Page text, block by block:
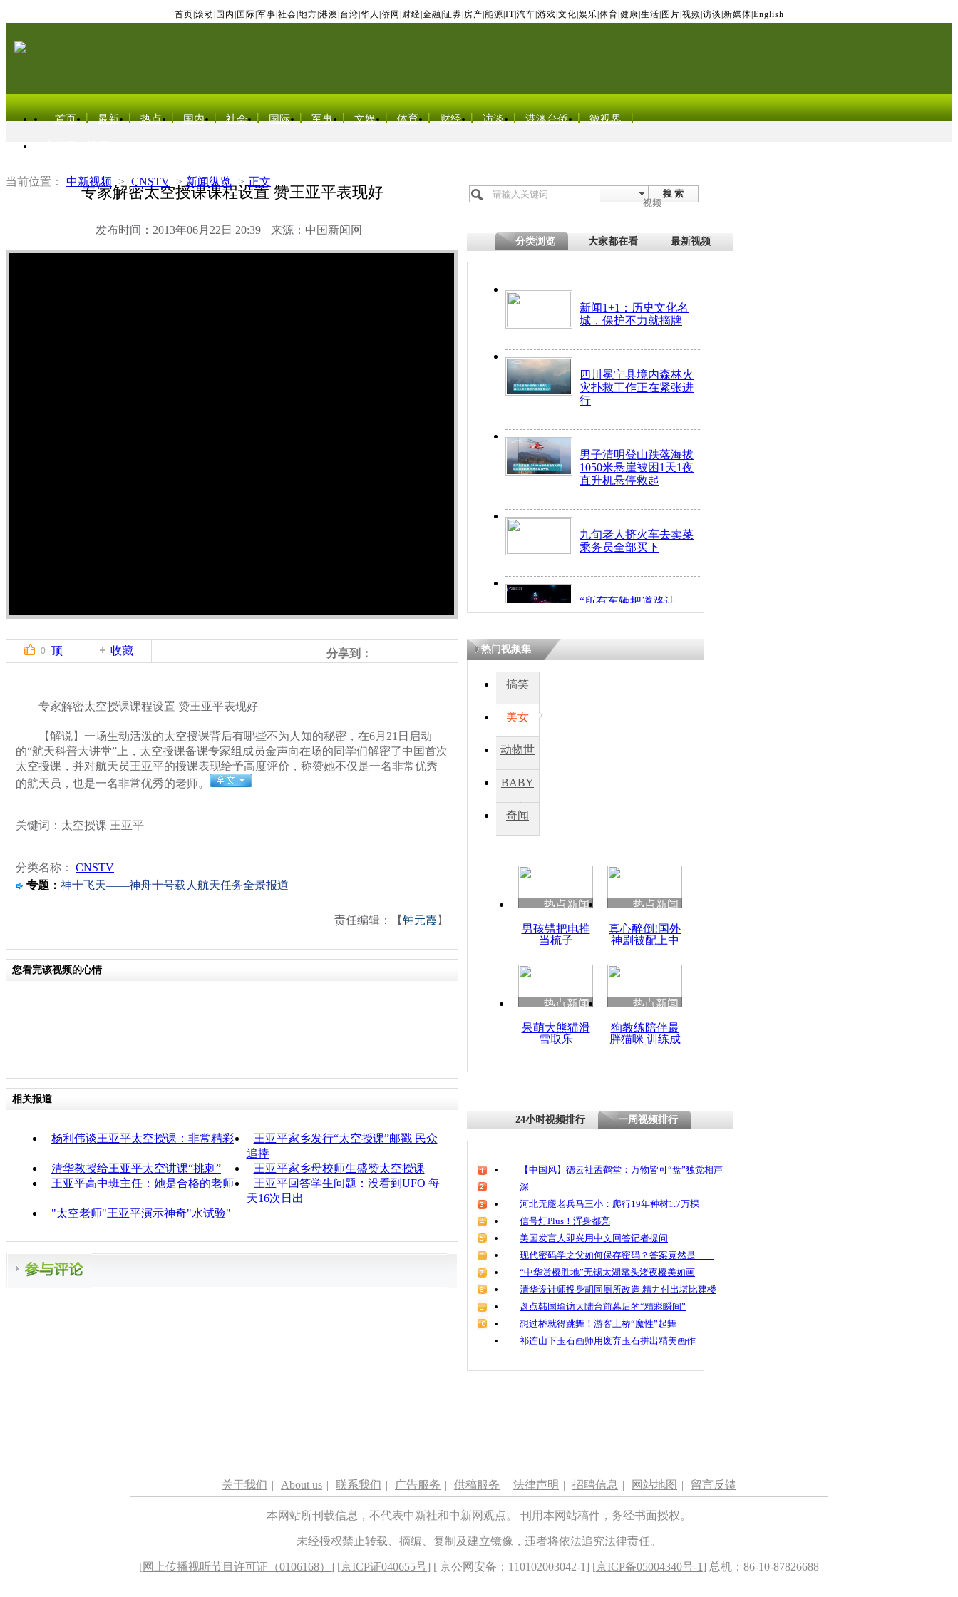
首页 滚动 国内 国际 军事 社会 地方 港澳 台湾 华人 侨网 财经 金融 证券 房产 能源 IT| 汽车 游戏 文化 娱乐 体育 健康 生活 图片 视频 访谈 新媒体 English
首页 最新 热点 国内 社会 国际 军事 文娱 体育 财经 访谈 港澳台侨 微视界
当前位置： 中新视频 > CNSTV > 新闻纵览 > 正文
专家解密太空授课课程设置 赞王亚平表现好
发布时间：2013年06月22日 20:39 来源：中国新闻网
搜 索
视频
分类浏览 大家都在看 最新视频
新闻1+1：历史文化名
城，保护不力就摘牌
四川冕宁县境内森林火
灾扑救工作正在紧张进
行
男子清明登山跌落海拔
1050米悬崖被困1天1夜
直升机悬停救起
九旬老人挤火车去卖菜
乘务员全部买下
“所有车辆把道路让
开！”儿童突发疾病交
四川兴文苗乡上万人欢
度苗族花山节
清明祭英烈 哀思悼忠
专家解密太空授课课程
0 顶 收藏 分享到：
专家解密太空授课课程设置 赞王亚平表现好
【解说】一场生动活泼的太空授课背后有哪些不为人知的秘密，在6月21日启动
的“航天科普大讲堂”上，太空授课备课专家组成员金声向在场的同学们解密了中国首次
太空授课，并对航天员王亚平的授课表现给予高度评价，称赞她不仅是一名非常优秀
的航天员，也是一名非常优秀的老师。
关键词：太空授课 王亚平
分类名称： CNSTV
专题： 神十飞天——神舟十号载人航天任务全景报道
责任编辑：【钟元霞 】
您看完该视频的心情
相关报道
杨利伟谈王亚平太空授课：非常精彩
王亚平家乡发行“太空授课”邮戳 民众
追捧
清华教授给王亚平太空讲课“挑刺”
王亚平家乡母校师生盛赞太空授课
王亚平高中班主任：她是合格的老师
王亚平回答学生问题：没看到UFO 每
天16次日出
"太空老师"王亚平演示神奇"水试验"
热门视频集
搞笑
美女
动物世
BABY
秀
奇闻
热点新闻
男孩错把电推
当梳子
热点新闻
真心醉倒!国外
神剧被配上中
热点新闻
呆萌大熊猫滑
雪取乐
热点新闻
狗教练陪伴最
胖猫咪 训练成
24小时视频排行 一周视频排行
【中国风】德云社孟鹤堂：万物皆可“盘”独觉相声
深
河北无腿老兵马三小：爬行19年种树1.7万棵
信号灯Plus！浑身都亮
美国发言人即兴用中文回答记者提问
现代密码学之父如何保存密码？答案竟然是……
“中华赏樱胜地”无锡太湖鼋头渚夜樱美如画
清华设计师投身胡同厕所改造 精力付出堪比建楼
盘点韩国瑜访大陆台前幕后的“精彩瞬间”
想过桥就得跳舞！游客上桥“魔性”起舞
祁连山下玉石画师用废弃玉石拼出精美画作
关于我们 | About us | 联系我们 | 广告服务 | 供稿服务 | 法律声明 | 招聘信息 | 网站地图 | 留言反馈
本网站所刊载信息，不代表中新社和中新网观点。 刊用本网站稿件，务经书面授权。
未经授权禁止转载、摘编、复制及建立镜像，违者将依法追究法律责任。
[网上传播视听节目许可证（0106168） ] [京ICP证040655号] [ 京公网安备：110102003042-1] [京ICP备05004340号-1] 总机：86-10-87826688